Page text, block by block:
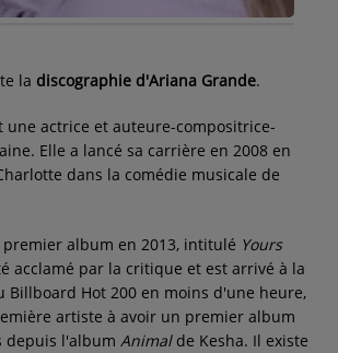
la discographie d'Ariana Grande.
une actrice et auteure-compositrice-
Elle a lancé sa carrière en 2008 en
dans la comédie musicale de
album en 2013, intitulé Yours
acclamé par la critique et est arrivé à la
Billboard Hot 200 en moins d'une heure,
artiste à avoir un premier album
depuis l'album Animalde Kesha. Il existe